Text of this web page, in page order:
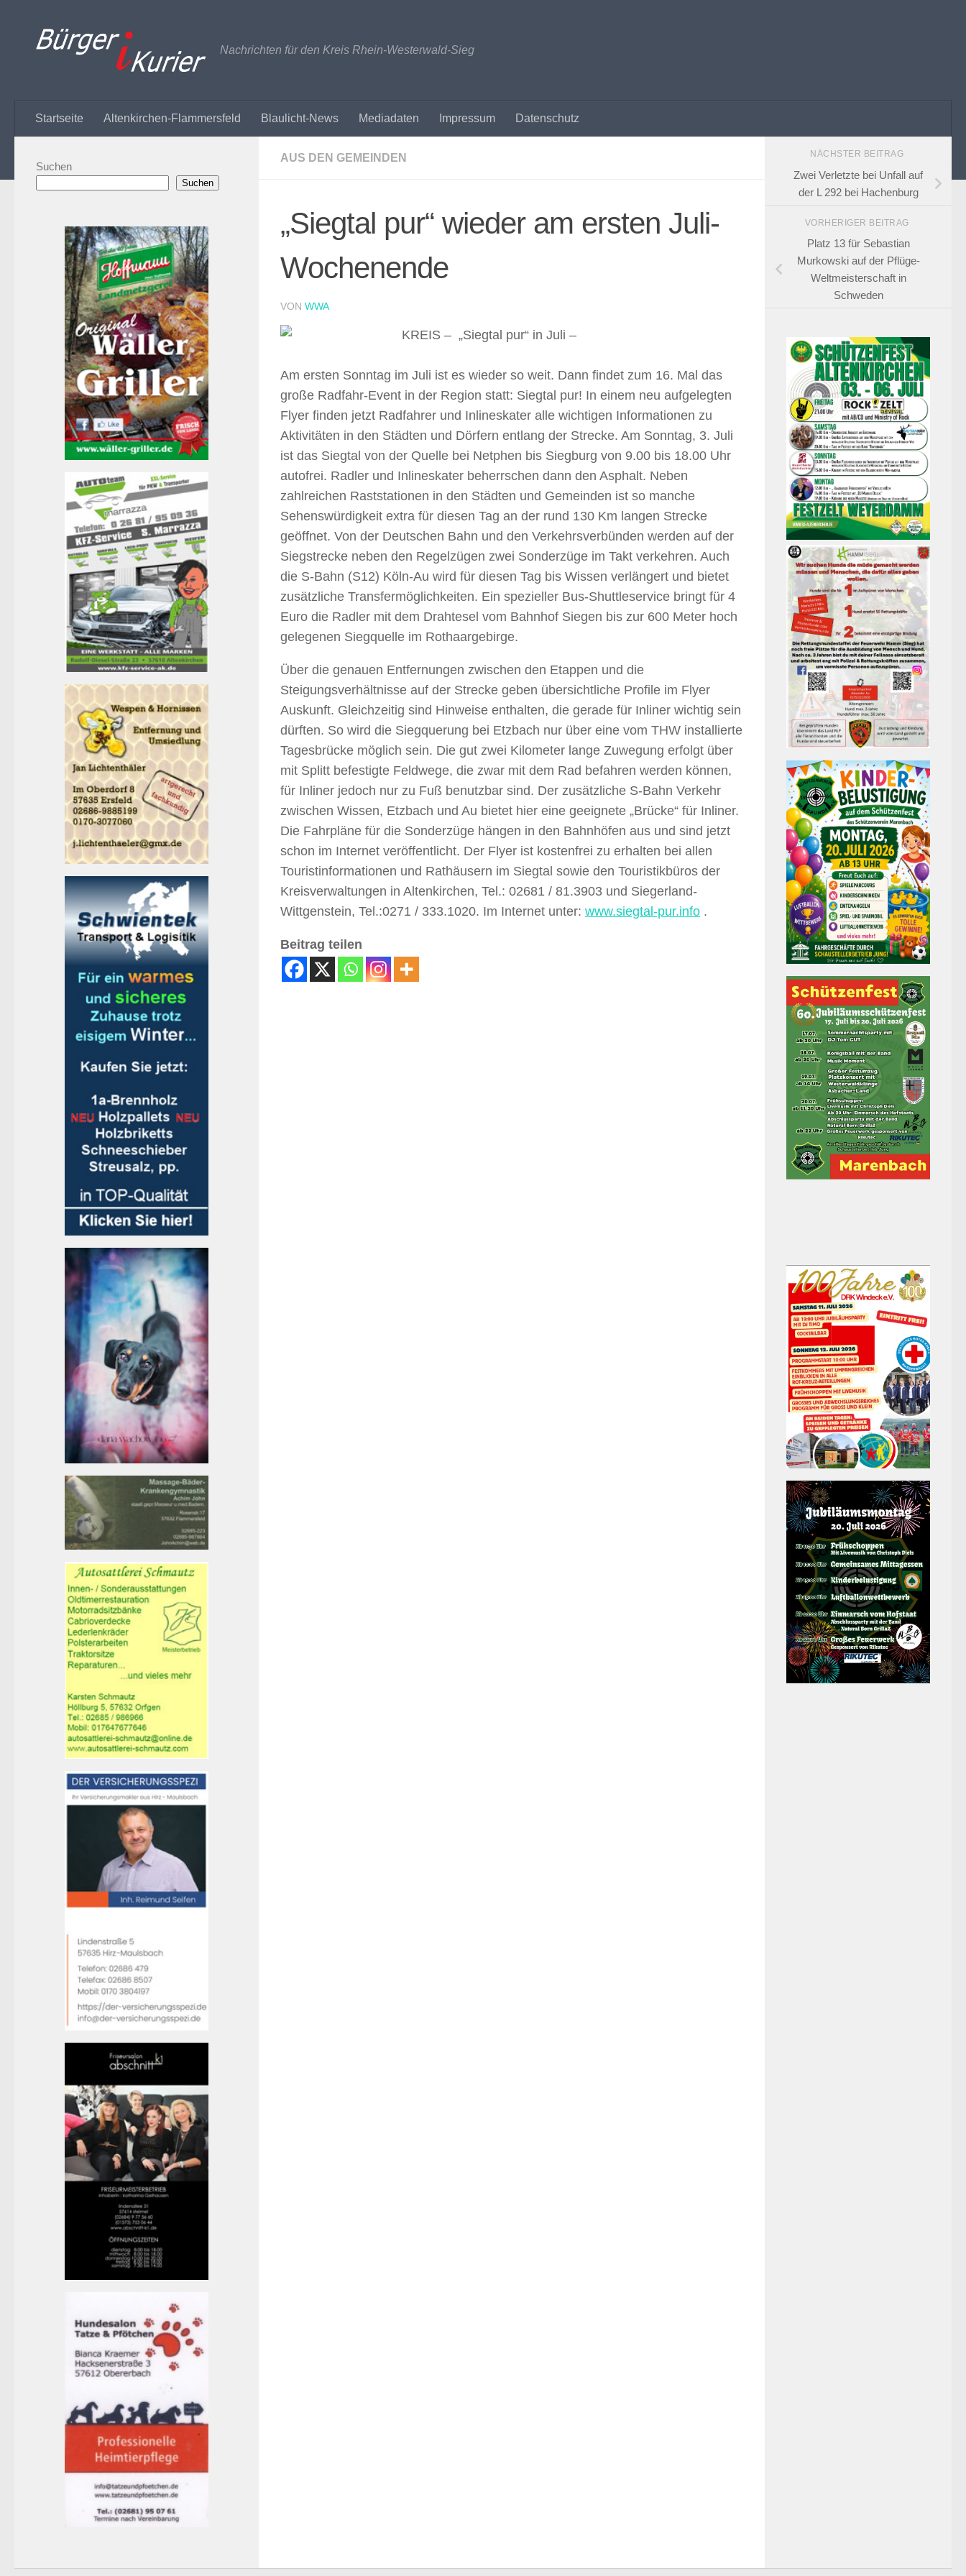
Nachrichten für den Kreis Rhein-Westerwald-Sieg
Startseite Altenkirchen-Flammersfeld Blaulicht-News Mediadaten Impressum Datenschutz
AUS DEN GEMEINDEN
„Siegtal pur“ wieder am ersten Juli-
Wochenende
VON WWA
KREIS – „Siegtal pur“ in Juli –
Am ersten Sonntag im Juli ist es wieder so weit. Dann findet zum 16. Mal das
große Radfahr-Event in der Region statt: Siegtal pur! In einem neu aufgelegten
Flyer finden jetzt Radfahrer und Inlineskater alle wichtigen Informationen zu
Aktivitäten in den Städten und Dörfern entlang der Strecke. Am Sonntag, 3. Juli
ist das Siegtal von der Quelle bei Netphen bis Siegburg von 9.00 bis 18.00 Uhr
autofrei. Radler und Inlineskater beherrschen dann den Asphalt. Neben
zahlreichen Raststationen in den Städten und Gemeinden ist so manche
Sehenswürdigkeit extra für diesen Tag an der rund 130 Km langen Strecke
geöffnet. Von der Deutschen Bahn und den Verkehrsverbünden werden auf der
Siegstrecke neben den Regelzügen zwei Sonderzüge im Takt verkehren. Auch
die S-Bahn (S12) Köln-Au wird für diesen Tag bis Wissen verlängert und bietet
zusätzliche Transfermöglichkeiten. Ein spezieller Bus-Shuttleservice bringt für 4
Euro die Radler mit dem Drahtesel vom Bahnhof Siegen bis zur 600 Meter hoch
gelegenen Siegquelle im Rothaargebirge.
Über die genauen Entfernungen zwischen den Etappen und die
Steigungsverhältnisse auf der Strecke geben übersichtliche Profile im Flyer
Auskunft. Gleichzeitig sind Hinweise enthalten, die gerade für Inliner wichtig sein
dürften. So wird die Siegquerung bei Etzbach nur über eine vom THW installierte
Tagesbrücke möglich sein. Die gut zwei Kilometer lange Zuwegung erfolgt über
mit Splitt befestigte Feldwege, die zwar mit dem Rad befahren werden können,
für Inliner jedoch nur zu Fuß benutzbar sind. Der zusätzliche S-Bahn Verkehr
zwischen Wissen, Etzbach und Au bietet hier eine geeignete „Brücke“ für Inliner.
Die Fahrpläne für die Sonderzüge hängen in den Bahnhöfen aus und sind jetzt
schon im Internet veröffentlicht. Der Flyer ist kostenfrei zu erhalten bei allen
Touristinformationen und Rathäusern im Siegtal sowie den Touristikbüros der
Kreisverwaltungen in Altenkirchen, Tel.: 02681 / 81.3903 und Siegerland-
Wittgenstein, Tel.:0271 / 333.1020. Im Internet unter: www.siegtal-pur.info .
Beitrag teilen
Suchen
Suchen
NÄCHSTER BEITRAG
Zwei Verletzte bei Unfall auf
der L 292 bei Hachenburg
VORHERIGER BEITRAG
Platz 13 für Sebastian
Murkowski auf der Pflüge-
Weltmeisterschaft in
Schweden